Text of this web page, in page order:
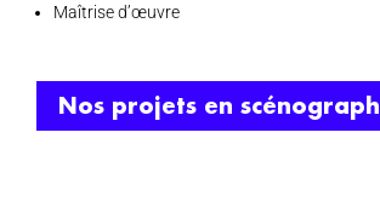
Maîtrise d’œuvre
Nos projets en